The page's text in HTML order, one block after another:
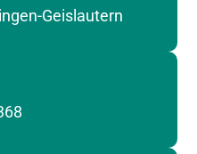
Geislautern